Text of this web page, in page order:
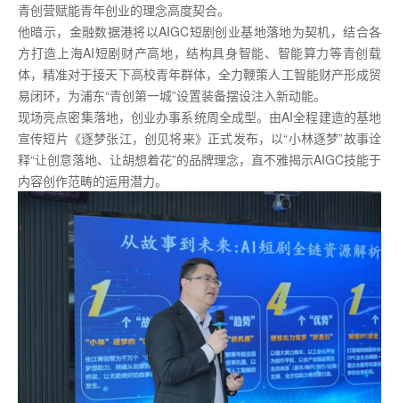
青创营赋能青年创业的理念高度契合。
他暗示，金融数据港将以AIGC短剧创业基地落地为契机，结合各
方打造上海AI短剧财产高地，结构具身智能、智能算力等青创载
体，精准对于接天下高校青年群体，全力鞭策人工智能财产形成贸
易闭环，为浦东“青创第一城”设置装备摆设注入新动能。
现场亮点密集落地，创业办事系统周全成型。由AI全程建造的基地
宣传短片《逐梦张江，创见将来》正式发布，以“小林逐梦”故事诠
释“让创意落地、让胡想着花”的品牌理念，直不雅揭示AIGC技能于
内容创作范畴的运用潜力。